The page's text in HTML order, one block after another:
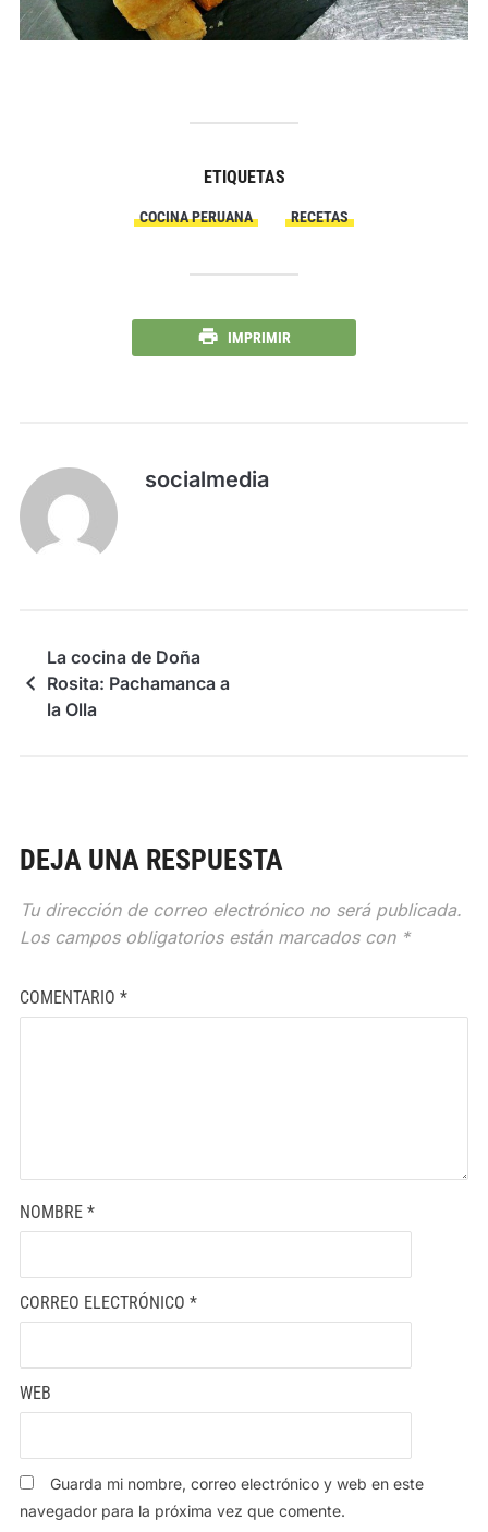
ETIQUETAS
COCINA PERUANA RECETAS
IMPRIMIR
socialmedia
La cocina de Doña
Rosita: Pachamanca a
la Olla
DEJA UNA RESPUESTA
Tu dirección de correo electrónico no será publicada.
Los campos obligatorios están marcados con *
COMENTARIO *
NOMBRE *
CORREO ELECTRÓNICO *
WEB
Guarda mi nombre, correo electrónico y web en este
navegador para la próxima vez que comente.